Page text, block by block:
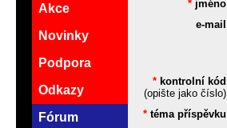
* jméno
e-mail
* kontrolní kód
(opište jako číslo)
* téma příspěvku
Akce
Novinky
Podpora
Odkazy
Fórum